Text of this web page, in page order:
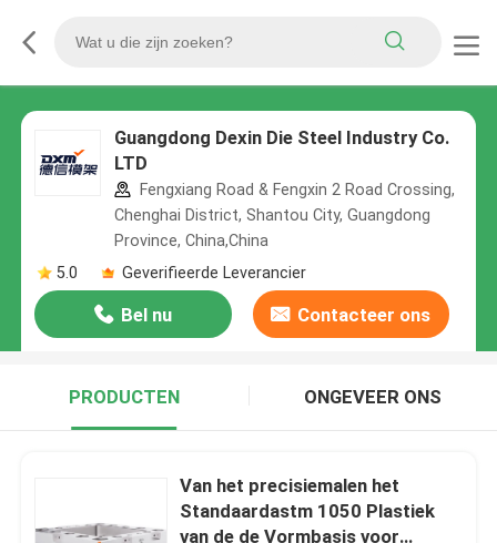
Guangdong Dexin Die Steel Industry Co.
LTD
Fengxiang Road & Fengxin 2 Road Crossing,
Chenghai District, Shantou City, Guangdong
Province, China,China
5.0
Geverifieerde Leverancier
Bel nu Contacteer ons
PRODUCTEN ONGEVEER ONS
Van het precisiemalen het
Standaardastm 1050 Plastiek
van de de Vormbasis voor